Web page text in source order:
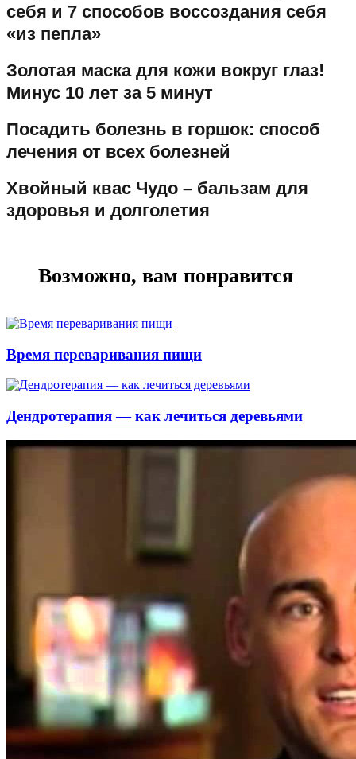
себя и 7 способов воссоздания себя
«из пепла»
Золотая маска для кожи вокруг глаз!
Минус 10 лет за 5 минут
Посадить болезнь в горшок: способ
лечения от всех болезней
Хвойный квас Чудо – бальзам для
здоровья и долголетия
Возможно, вам понравится
Время переваривания пищи
Дендротерапия — как лечиться деревьями